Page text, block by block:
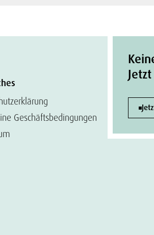
Geschäftsbedingungen